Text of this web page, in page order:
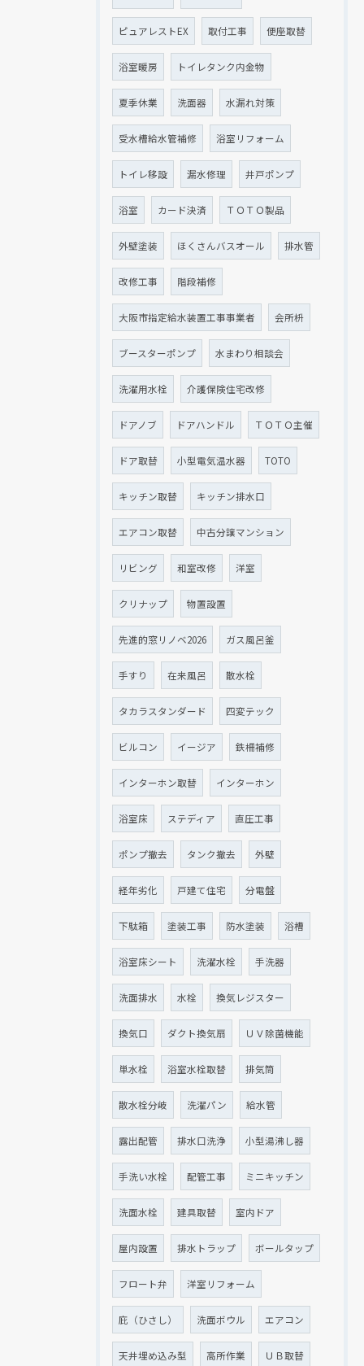
ピュアレストEX 取付工事 便座取替
浴室暖房 トイレタンク内金物
夏季休業 洗面器 水漏れ対策
受水槽給水管補修 浴室リフォーム
トイレ移設 漏水修理 井戸ポンプ
浴室 カード決済 ＴＯＴＯ製品
外壁塗装 ほくさんバスオール 排水管
改修工事 階段補修
大阪市指定給水装置工事事業者 会所枡
ブースターポンプ 水まわり相談会
洗濯用水栓 介護保険住宅改修
ドアノブ ドアハンドル ＴＯＴＯ主催
ドア取替 小型電気温水器 TOTO
キッチン取替 キッチン排水口
エアコン取替 中古分譲マンション
リビング 和室改修 洋室
クリナップ 物置設置
先進的窓リノベ2026 ガス風呂釜
手すり 在来風呂 散水栓
タカラスタンダード 四変テック
ビルコン イージア 鉄柵補修
インターホン取替 インターホン
浴室床 ステディア 直圧工事
ポンプ撤去 タンク撤去 外壁
経年劣化 戸建て住宅 分電盤
下駄箱 塗装工事 防水塗装 浴槽
浴室床シート 洗濯水栓 手洗器
洗面排水 水栓 換気レジスター
換気口 ダクト換気扇 ＵＶ除菌機能
単水栓 浴室水栓取替 排気筒
散水栓分岐 洗濯パン 給水管
露出配管 排水口洗浄 小型湯沸し器
手洗い水栓 配管工事 ミニキッチン
洗面水栓 建具取替 室内ドア
屋内設置 排水トラップ ボールタップ
フロート弁 洋室リフォーム
庇（ひさし） 洗面ボウル エアコン
天井埋め込み型 高所作業 ＵＢ取替